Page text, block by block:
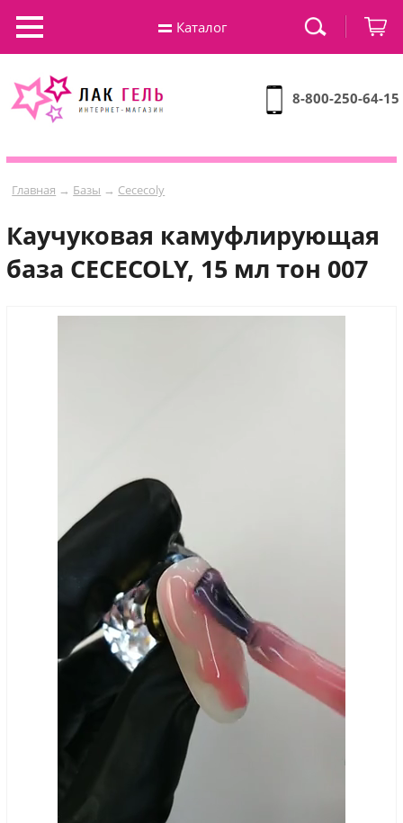
8-800-250-64-15
Главная → Базы → Cececoly
Каучуковая камуфлирующая
база CECECOLY, 15 мл тон 007
Каталог